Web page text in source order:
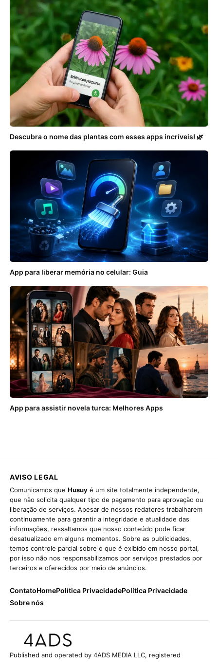
Descubra o nome das plantas com esses apps incríveis! 🌿
App para liberar memória no celular: Guia
App para assistir novela turca: Melhores Apps
AVISO LEGAL
Comunicamos que Husuy é um site totalmente independente,
que não solicita qualquer tipo de pagamento para aprovação ou
liberação de serviços. Apesar de nossos redatores trabalharem
continuamente para garantir a integridade e atualidade das
informações, ressaltamos que nosso conteúdo pode ficar
desatualizado em alguns momentos. Sobre as publicidades,
temos controle parcial sobre o que é exibido em nosso portal,
por isso não nos responsabilizamos por serviços prestados por
terceiros e oferecidos por meio de anúncios.
ContatoHomePolítica PrivacidadePolítica Privacidade
Sobre nós
Published and operated by 4ADS MEDIA LLC, registered